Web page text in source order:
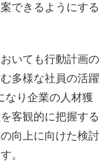
できるようにする
いても行動計画の
多様な社員の活躍
なり企業の人材獲
客観的に把握する
向上に向けた検討
。